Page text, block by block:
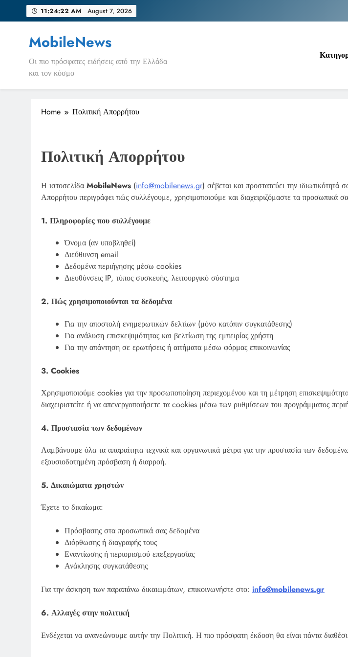
11:24:22 AM August 7, 2026
Ιράκ:
Ιράκ:
MobileNews
Οι πιο πρόσφατες ειδήσεις από την Ελλάδα
και τον κόσμο
Home Πολιτική Απορρήτου
Πολιτική Απορρήτου
Η ιστοσελίδα MobileNews (info@mobilenews.gr) σέβεται και προστατεύει την
Απορρήτου περιγράφει πώς συλλέγουμε, χρησιμοποιούμε και διαχειριζόμαστε τα προσωπικά
1. Πληροφορίες που συλλέγουμε
Όνομα (αν υποβληθεί)
Διεύθυνση email
Δεδομένα περιήγησης μέσω cookies
Διευθύνσεις IP, τύπος συσκευής, λειτουργικό σύστημα
2. Πώς χρησιμοποιούνται τα δεδομένα
Για την αποστολή ενημερωτικών δελτίων (μόνο κατόπιν συγκατάθεσης)
Για ανάλυση επισκεψιμότητας και βελτίωση της εμπειρίας χρήστη
Για την απάντηση σε ερωτήσεις ή αιτήματα μέσω φόρμας επικοινωνίας
3. Cookies
Χρησιμοποιούμε cookies για την προσωποποίηση περιεχομένου και τη μέτρηση
διαχειριστείτε ή να απενεργοποιήσετε τα cookies μέσω των ρυθμίσεων του προγράμματος
4. Προστασία των δεδομένων
Λαμβάνουμε όλα τα απαραίτητα τεχνικά και οργανωτικά μέτρα για την προστασία των
εξουσιοδοτημένη πρόσβαση ή διαρροή.
5. Δικαιώματα χρηστών
Έχετε το δικαίωμα:
Πρόσβασης στα προσωπικά σας δεδομένα
Διόρθωσης ή διαγραφής τους
Εναντίωσης ή περιορισμού επεξεργασίας
Ανάκλησης συγκατάθεσης
Για την άσκηση των παραπάνω δικαιωμάτων, επικοινωνήστε στο: info@mobilenews.gr
6. Αλλαγές στην πολιτική
Ενδέχεται να ανανεώνουμε αυτήν την Πολιτική. Η πιο πρόσφατη έκδοση θα είναι πάντα